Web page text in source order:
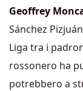
Geoffrey
Sánchez
Liga tra i
rossonero ha
potrebbero a